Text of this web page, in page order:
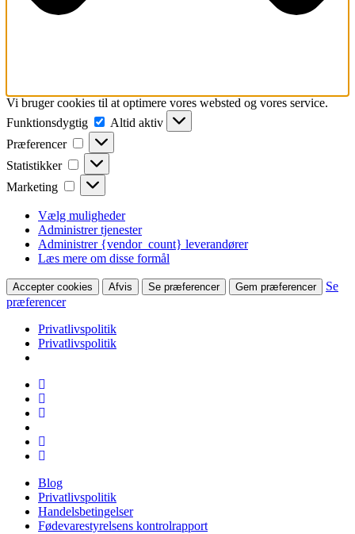
Vi bruger cookies til at optimere vores websted og vores service.
Funktionsdygtig
Funktionsdygtig
Altid aktiv
Præferencer
Præferencer
Statistikker Statistikker
Marketing Marketing
Vælg muligheder
Administrer tjenester
Administrer {vendor_count} leverandører
Læs mere om disse formål
Accepter cookies Afvis Se præferencer Gem præferencer
Se
præferencer
Privatlivspolitik
Privatlivspolitik
Skip
main
content
facebook
linkedin
instagram
phone
email
Blog
Privatlivspolitik
Handelsbetingelser
Fødevarestyrelsens kontrolrapport